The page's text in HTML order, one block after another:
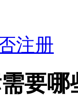
注册
要哪